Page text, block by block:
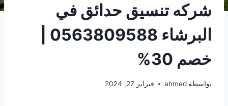
شركه تنسيق حدائق في
خصم 30%
بواسطة ahmed فبراير 27, 2024